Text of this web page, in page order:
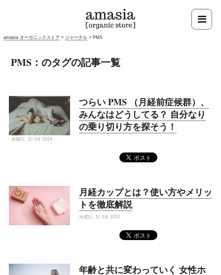
amasia オーガニックストア > ジャーナル > PMS
PMS：のタグの記事一覧
つらい PMS （月経前症候群）、
みんなはどうしてる？ 自分なり
の乗り切り方を探そう！
水曜日, 20 3月 2024
月経カップとは？使い方やメリッ
トを徹底解説
水曜日, 31 5月 2023
年齢と共に変わっていく 女性ホ